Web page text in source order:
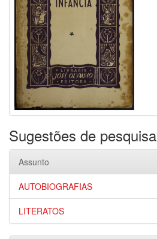
Sugestões de pesquisa
Assunto
AUTOBIOGRAFIAS
LITERATOS